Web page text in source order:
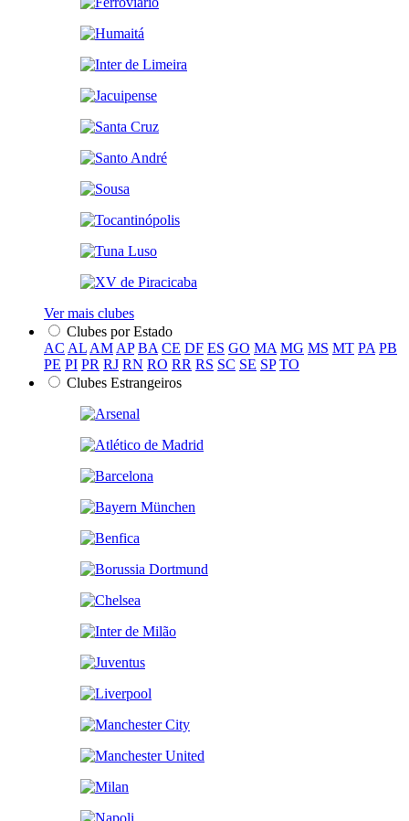
Ver mais clubes
Clubes por Estado
AC AL AM AP BA CE DF ES GO MA MG MS MT PA PB
PE PI PR RJ RN RO RR RS SC SE SP TO
Clubes Estrangeiros